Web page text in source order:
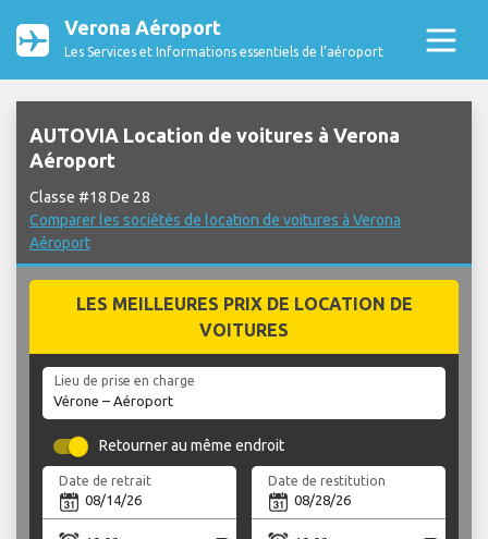
Verona Aéroport
Les Services et Informations essentiels de l’aéroport
AUTOVIA Location de voitures à Verona
Aéroport
Classe #18 De 28
Comparer les sociétés de location de voitures à Verona
Aéroport
LES MEILLEURES PRIX DE LOCATION DE
VOITURES
Lieu de prise en charge
Retourner au même endroit
Date de retrait Date de restitution